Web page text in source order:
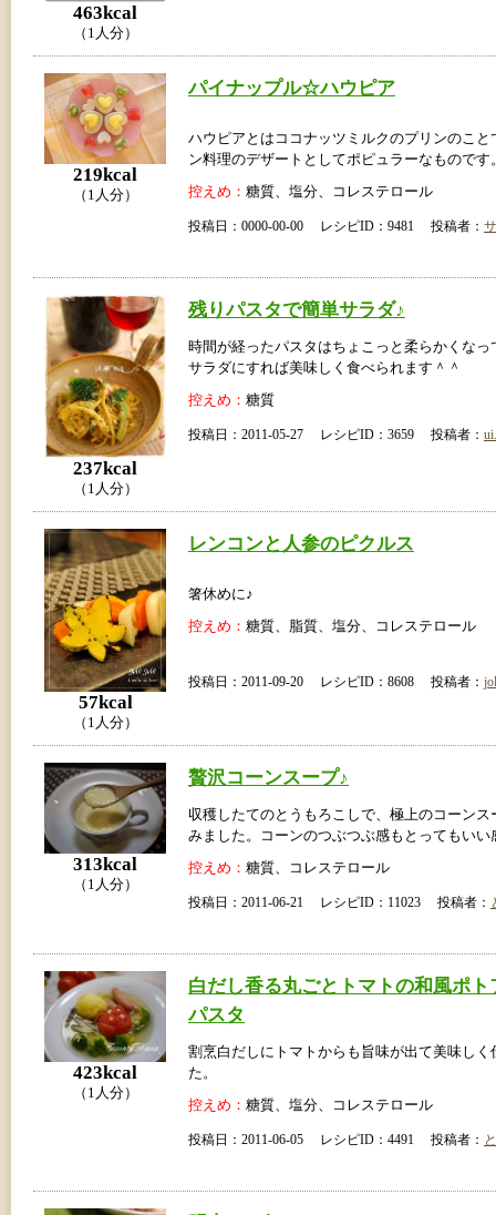
463kcal
（1人分）
219kcal
（1人分）
パイナップル☆ハウピア
ハウピアとはココナッツミルクのプリンのこと
ン料理のデザートとしてポピュラーなものです
控えめ： 糖質、塩分、コレステロール
投稿日：0000-00-00 レシピID：9481 投稿者：
237kcal
（1人分）
残りパスタで簡単サラダ♪
時間が経ったパスタはちょこっと柔らかくなっ
サラダにすれば美味しく食べられます＾＾
控えめ： 糖質
投稿日：2011-05-27 レシピID：3659 投稿者：
57kcal
（1人分）
レンコンと人参のピクルス
箸休めに♪
控えめ： 糖質、脂質、塩分、コレステロール
投稿日：2011-09-20 レシピID：8608 投稿者：
313kcal
（1人分）
贅沢コーンスープ♪
収穫したてのとうもろこしで、極上のコーンス
みました。コーンのつぶつぶ感もとってもいい
控えめ： 糖質、コレステロール
投稿日：2011-06-21 レシピID：11023 投稿者：
423kcal
（1人分）
白だし香る丸ごとトマトの和風ポト
パスタ
割烹白だしにトマトからも旨味が出て美味しく
た。
控えめ： 糖質、塩分、コレステロール
投稿日：2011-06-05 レシピID：4491 投稿者：